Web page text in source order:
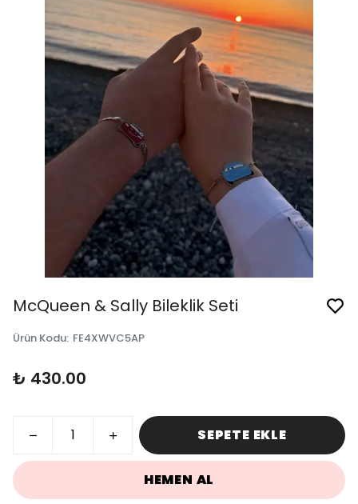
McQueen & Sally Bileklik Seti
Ürün Kodu: FE4XWVC5AP
₺ 430.00
SEPETE EKLE
HEMEN AL